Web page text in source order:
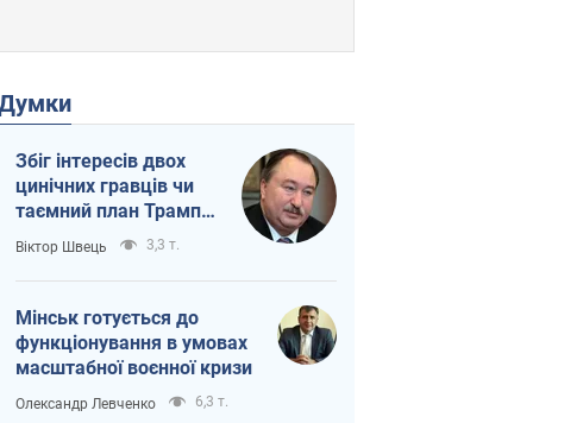
Думки
Збіг інтересів двох
цинічних гравців чи
таємний план Трампа
і Путіна?
Віктор Швець 3,3 т.
Мінськ готується до
функціонування в умовах
масштабної воєнної кризи
Олександр Левченко 6,3 т.